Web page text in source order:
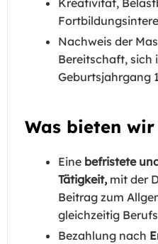
Kreativität,
Nachweis der
Bereitschaft, sich
Geburtsjahrgang
Was bieten
Eine befristete
Tätigkeit,mit der
Beitrag zum
gleichzeitig
Bezahlung nach